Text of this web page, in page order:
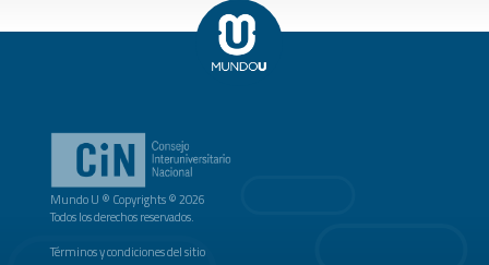
Mundo U ® Copyrights © 2026
Todos los derechos reservados.
Términos y condiciones del sitio